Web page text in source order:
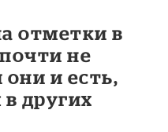
отметки в
не
и есть,
других